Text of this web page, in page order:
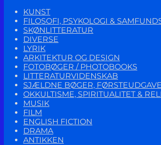
KUNST
FILOSOFI, PSYKOLOGI &
SKØNLITTERATUR
DIVERSE
LYRIK
ARKITEKTUR OG DESIGN
FOTOBØGER / PHOTOBOOKS
LITTERATURVIDENSKAB
SJÆLDNE BØGER,
OKKULTISME, SPIRITUALITET &
MUSIK
FILM
ENGLISH FICTION
DRAMA
ANTIKKEN